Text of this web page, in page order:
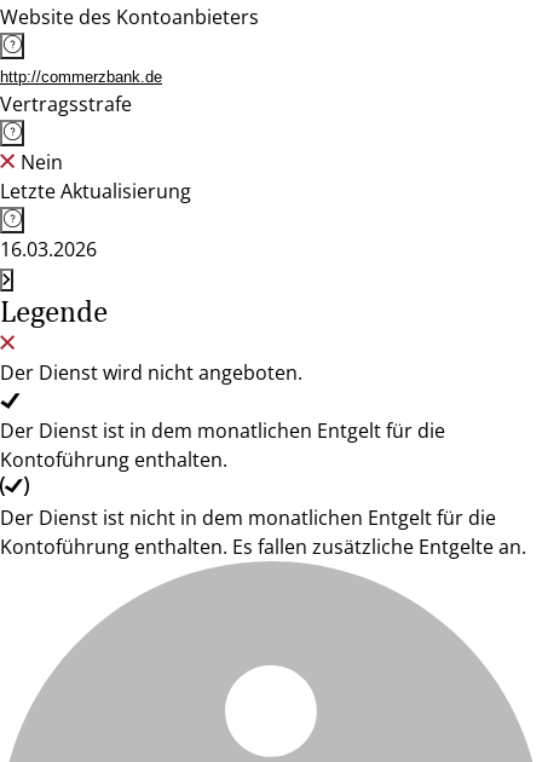
Website des Kontoanbieters
http://commerzbank.de
Vertragsstrafe
Nein
Letzte Aktualisierung
16.03.2026
Legende
Der Dienst wird nicht angeboten.
Der Dienst ist in dem monatlichen Entgelt für die
Kontoführung enthalten.
Der Dienst ist nicht in dem monatlichen Entgelt für die
Kontoführung enthalten. Es fallen zusätzliche Entgelte an.